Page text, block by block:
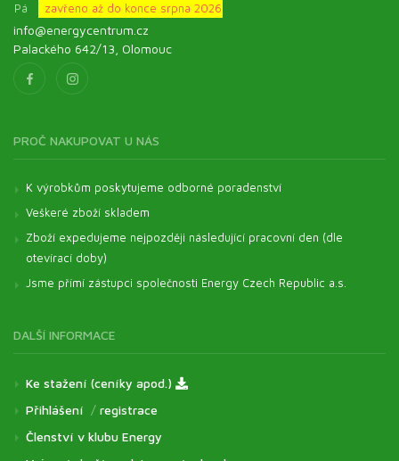
Pá
zavřeno až do konce srpna 2026
info@energycentrum.cz
Palackého 642/13, Olomouc
PROČ NAKUPOVAT U NÁS
K výrobkům poskytujeme odborné poradenství
Veškeré zboží skladem
Zboží expedujeme nejpozději následující pracovní den (dle
otevírací doby)
Jsme přímí zástupci společnosti Energy Czech Republic a.s.
DALŠÍ INFORMACE
Ke stažení (ceníky apod.)
Přihlášení / registrace
Členství v klubu Energy